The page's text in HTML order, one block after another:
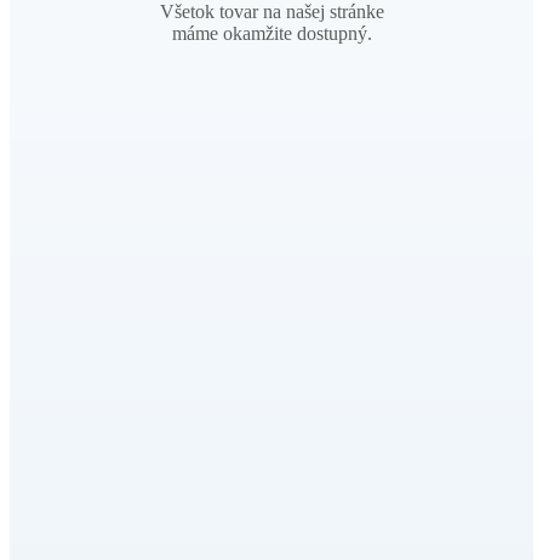
Všetok tovar na našej stránke
máme okamžite dostupný.